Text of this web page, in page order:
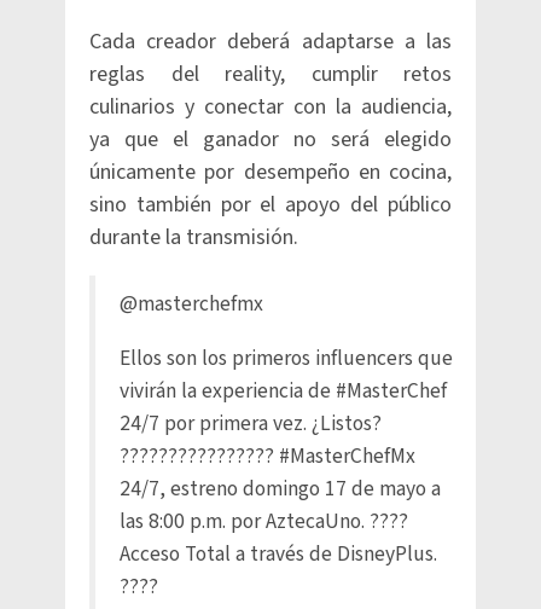
Cada creador deberá adaptarse a las
reglas del reality, cumplir retos
culinarios y conectar con la audiencia,
ya que el ganador no será elegido
únicamente por desempeño en cocina,
sino también por el apoyo del público
durante la transmisión.
@masterchefmx
Ellos son los primeros influencers que
vivirán la experiencia de #MasterChef
24/7 por primera vez. ¿Listos?
???????????????? #MasterChefMx
24/7, estreno domingo 17 de mayo a
las 8:00 p.m. por AztecaUno. ????⁣⁣
Acceso Total a través de DisneyPlus.
????